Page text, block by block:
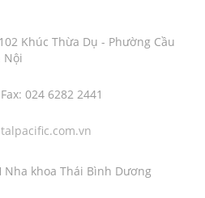
Khúc Thừa Dụ - Phường Cầu
Nội
Fax: 024 6282 2441
Nha khoa Thái Bình Dương